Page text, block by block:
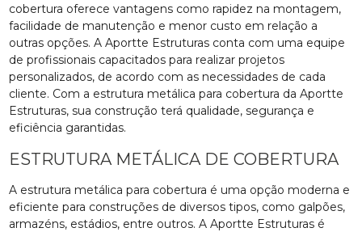
cobertura oferece vantagens como rapidez na montagem,
facilidade de manutenção e menor custo em relação a
outras opções. A Aportte Estruturas conta com uma equipe
de profissionais capacitados para realizar projetos
personalizados, de acordo com as necessidades de cada
cliente. Com a estrutura metálica para cobertura da Aportte
Estruturas, sua construção terá qualidade, segurança e
eficiência garantidas.
ESTRUTURA METÁLICA DE COBERTURA
A estrutura metálica para cobertura é uma opção moderna e
eficiente para construções de diversos tipos, como galpões,
armazéns, estádios, entre outros. A Aportte Estruturas é